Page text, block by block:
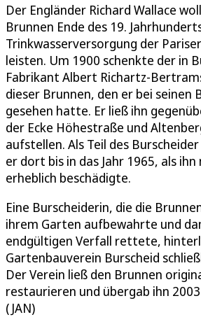
Der Engländer Richard Wallace
Brunnen Ende des 19.
Trinkwasserversorgung der
leisten. Um 1900 schenkte der in
Fabrikant Albert Richartz-
dieser Brunnen, den er bei seinen
gesehen hatte. Er ließ ihn
der Ecke Höhestraße und
aufstellen. Als Teil des
er dort bis in das Jahr 1965, als ihn
erheblich beschädigte.
Eine Burscheiderin, die die
ihrem Garten aufbewahrte und
endgültigen Verfall rettete,
Gartenbauverein Burscheid
Der Verein ließ den Brunnen
restaurieren und übergab ihn
(JAN)